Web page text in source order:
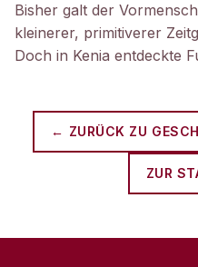
Bisher galt der
kleinerer, primitiverer
Doch in Kenia entdeckte
← ZURÜCK ZU
ZUR